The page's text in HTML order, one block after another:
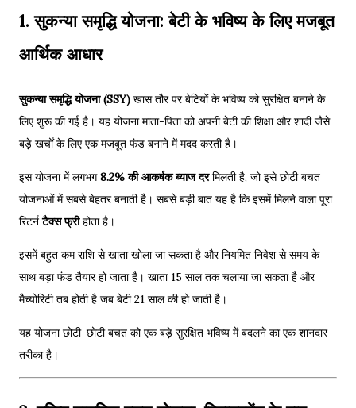
1. सुकन्या समृद्धि योजना: बेटी के भविष्य के लिए मजबूत
आर्थिक आधार
सुकन्या समृद्धि योजना (SSY) खास तौर पर बेटियों के भविष्य को सुरक्षित बनाने के
लिए शुरू की गई है। यह योजना माता-पिता को अपनी बेटी की शिक्षा और शादी जैसे
बड़े खर्चों के लिए एक मजबूत फंड बनाने में मदद करती है।
इस योजना में लगभग8.2% की आकर्षक ब्याज दरमिलती है, जो इसे छोटी बचत
योजनाओं में सबसे बेहतर बनाती है। सबसे बड़ी बात यह है कि इसमें मिलने वाला पूरा
रिटर्नटैक्स फ्रीहोता है।
इसमें बहुत कम राशि से खाता खोला जा सकता है और नियमित निवेश से समय के
साथ बड़ा फंड तैयार हो जाता है। खाता 15 साल तक चलाया जा सकता है और
मैच्योरिटी तब होती है जब बेटी 21 साल की हो जाती है।
यह योजना छोटी-छोटी बचत को एक बड़े सुरक्षित भविष्य में बदलने का एक शानदार
तरीका है।